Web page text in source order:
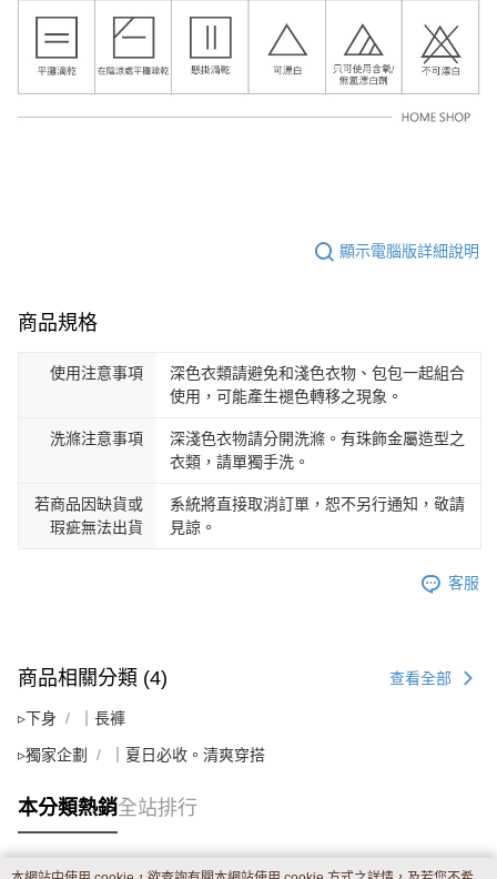
顯示電腦版詳細說明
商品規格
使用注意事項
深色衣類請避免和淺色衣物、包包一起組合
使用，可能產生褪色轉移之現象。
洗滌注意事項
深淺色衣物請分開洗滌。有珠飾金屬造型之
衣類，請單獨手洗。
若商品因缺貨或
瑕疵無法出貨
系統將直接取消訂單，恕不另行通知，敬請
見諒。
客服
商品相關分類 (4) 查看全部
▹下身 ｜長褲
▹獨家企劃 ｜夏日必收。清爽穿搭
本分類熱銷全站排行